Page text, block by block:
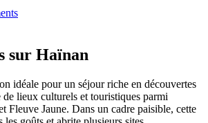
sur Haïnan
idéale pour un séjour riche en découvertes
lieux culturels et touristiques parmi
Fleuve Jaune. Dans un cadre paisible, cette